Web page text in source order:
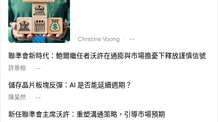
Christine Voong --
聯準會新時代：鮑爾繼任者沃許在通膨與市場擔憂下釋放謹慎信號
許景桓 --
儲存晶片板塊反彈：AI 是否能延續週期？
陳昊然 --
新任聯準會主席沃許：重塑溝通策略，引導市場預期